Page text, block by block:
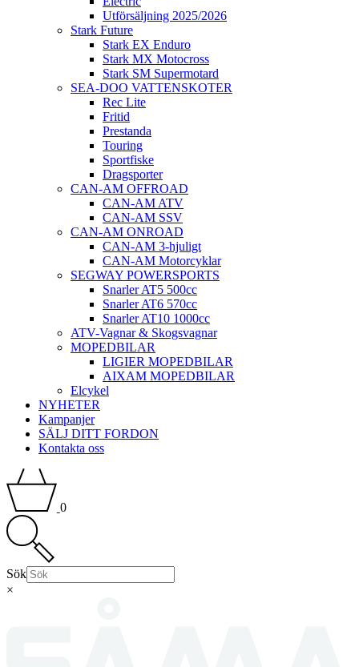
Utförsäljning 2025/2026
Stark Future
Stark EX Enduro
Stark MX Motocross
Stark SM Supermotard
SEA-DOO VATTENSKOTER
Rec Lite
Fritid
Prestanda
Touring
Sportfiske
Dragsporter
CAN-AM OFFROAD
CAN-AM ATV
CAN-AM SSV
CAN-AM ONROAD
CAN-AM 3-hjuligt
CAN-AM Motorcyklar
SEGWAY POWERSPORTS
Snarler AT5 500cc
Snarler AT6 570cc
Snarler AT10 1000cc
ATV-Vagnar & Skogsvagnar
MOPEDBILAR
LIGIER MOPEDBILAR
AIXAM MOPEDBILAR
Elcykel
NYHETER
Kampanjer
SÄLJ DITT FORDON
Kontakta oss
0
Sök
×